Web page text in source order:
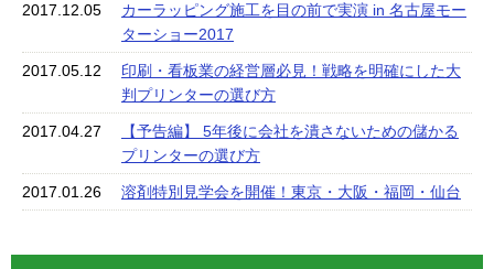
2017.12.05
カーラッピング施工を目の前で実演 in 名古屋モー
ターショー2017
2017.05.12
印刷・看板業の経営層必見！戦略を明確にした大
判プリンターの選び方
2017.04.27
【予告編】 5年後に会社を潰さないための儲かる
プリンターの選び方
2017.01.26 溶剤特別見学会を開催！東京・大阪・福岡・仙台